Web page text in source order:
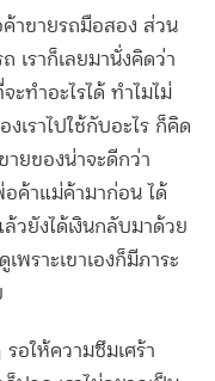
ค้าขายรถมือสอง ส่วน
เราก็เลยมานั่งคิดว่า
ะทำอะไรได้ ทำไมไม่
งเราไปใช้กับอะไร ก็คิด
ายของน่าจะดีกว่า
อค้าแม่ค้ามาก่อน ได้
วยังได้เงินกลับมาด้วย
พราะเขาเองก็มีภาระ
อให้ความซึมเศร้า